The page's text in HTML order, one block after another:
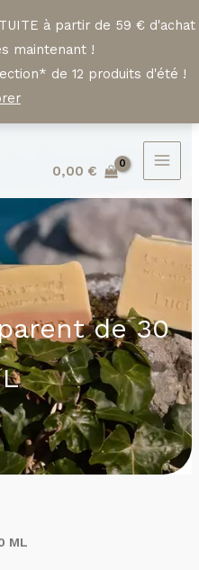
à partir de 59 € d'achat
maintenant !
de 12 produits d'été !
0,00 €
de 30
ML